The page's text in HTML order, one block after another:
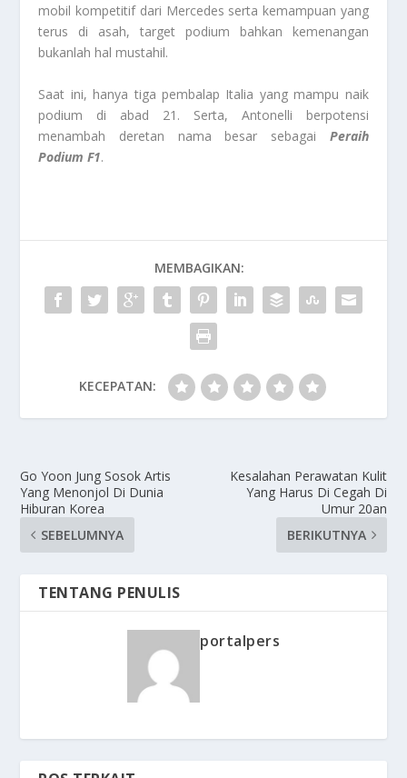
mobil kompetitif dari Mercedes serta kemampuan yang
terus di asah, target podium bahkan kemenangan
bukanlah hal mustahil.
Saat ini, hanya tiga pembalap Italia yang mampu naik
podium di abad 21. Serta, Antonelli berpotensi
menambah deretan nama besar sebagai Peraih
Podium F1.
MEMBAGIKAN:
KECEPATAN:
Go Yoon Jung Sosok Artis
Yang Menonjol Di Dunia
Hiburan Korea
SEBELUMNYA
Kesalahan Perawatan Kulit
Yang Harus Di Cegah Di
Umur 20an
BERIKUTNYA
TENTANG PENULIS
portalpers